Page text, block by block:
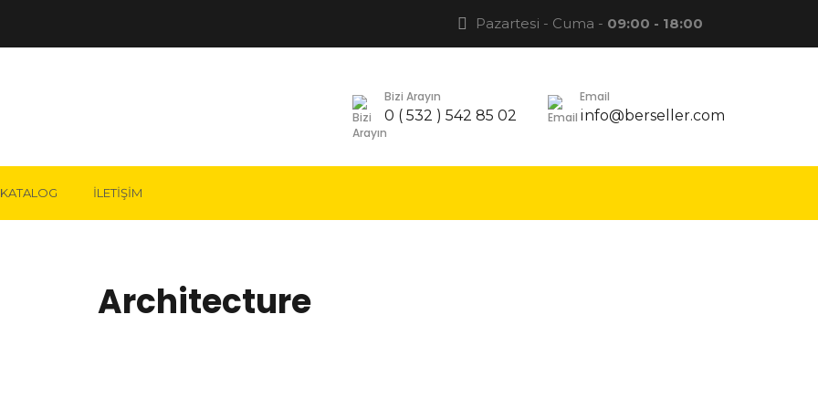
Pazartesi - Cuma - 09:00 - 18:00
Bizi Arayın
0 ( 532 ) 542 85 02
Email
info@berseller.com
KATALOG İLETIŞIM
Architecture